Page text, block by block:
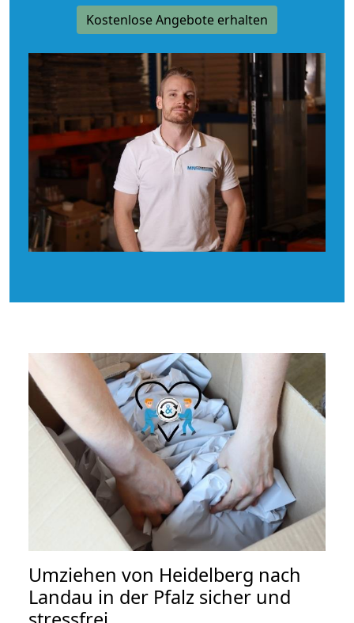
Kostenlose Angebote erhalten
Umziehen von Heidelberg nach
Landau in der Pfalz sicher und